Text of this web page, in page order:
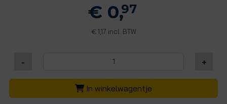
€ 0,97
€1,17 incl. BTW
- +
In winkelwagentje